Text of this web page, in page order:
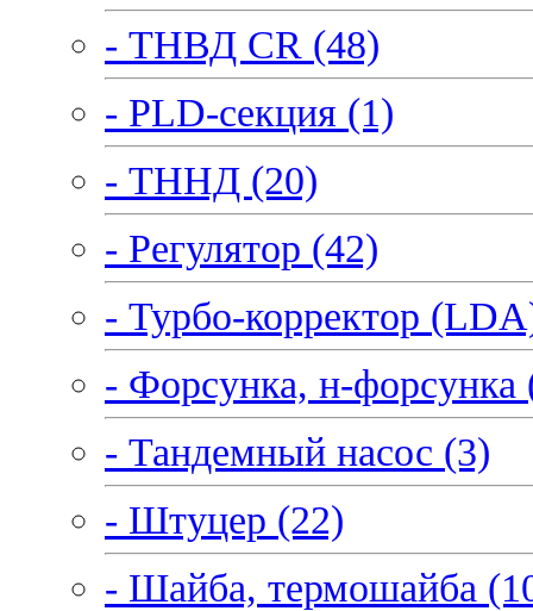
- ТНВД CR (48)
- PLD-секция (1)
- ТННД (20)
- Регулятор (42)
- Турбо-корректор
- Форсунка, н-форсунка
- Тандемный насос (3)
- Штуцер (22)
- Шайба, термошайба